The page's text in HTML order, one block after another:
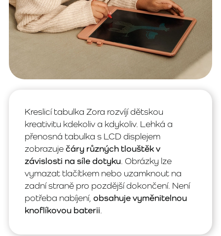
Kreslicí tabulka Zora rozvíjí dětskou
kreativitu kdekoliv a kdykoliv. Lehká a
přenosná tabulka s LCD displejem
zobrazuječáry různých tlouštěk v
závislosti na síle dotyku. Obrázky lze
vymazat tlačítkem nebo uzamknout na
zadní straně pro pozdější dokončení. Není
potřeba nabíjení, obsahuje vyměnitelnou
knoflíkovou baterii.